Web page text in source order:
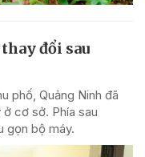
đổi sau
phố, Quảng Ninh đã
cơ sở. Phía sau
gọn bộ máy.